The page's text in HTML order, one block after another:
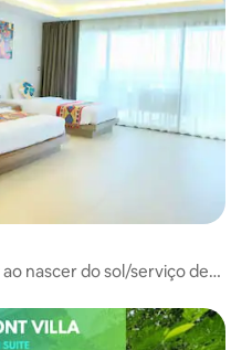
nascer do sol/serviço de
perto da rua antiga